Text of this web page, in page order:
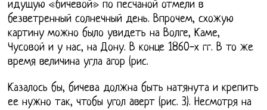
идущую «бичевой» по песчаной отмели в
безветренный солнечный день. Впрочем, схожую
картину можно было увидеть на Волге, Каме,
Чусовой и у нас, на Дону. В конце 1860-х гг. В то же
время величина угла aгор (рис.
Казалось бы, бичева должна быть натянута и крепить
ее нужно так, чтобы угол aверт (рис. 3). Несмотря на